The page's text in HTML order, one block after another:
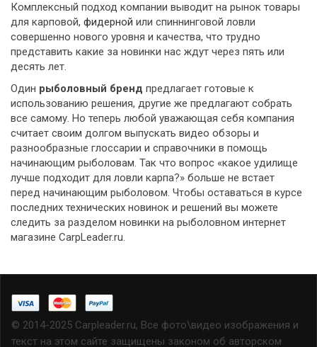
Комплексный подход компании выводит на рынок товары
для карповой, фидерной или спиннинговой ловли
совершенно нового уровня и качества, что трудно
представить какие за новинки нас ждут через пять или
десять лет.
Один рыболовный бренд предлагает готовые к
использованию решения, другие же предлагают собрать
все самому. Но теперь любой уважающая себя компания
считает своим долгом выпускать видео обзоры и
разнообразные глоссарии и справочники в помощь
начинающим рыболовам. Так что вопрос «какое удилище
лучше подходит для ловли карпа?» больше не встает
перед начинающим рыболовом. Чтобы оставаться в курсе
последних технических новинок и решений вы можете
следить за разделом новинки на рыболовном интернет
магазине CarpLeader.ru.
© 2014-2025 Carpleader.ru, Все фото\видео изображения и
текст на этом сайте защищены законом об авторском